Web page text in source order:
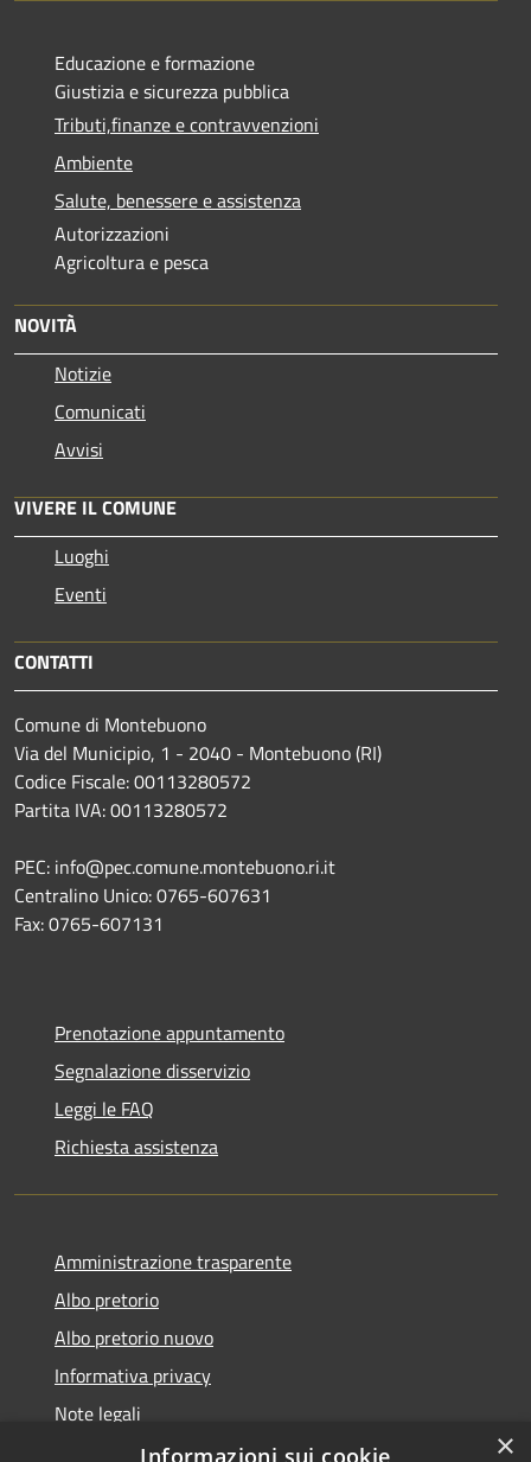
Educazione e formazione
Giustizia e sicurezza pubblica
Tributi,finanze e contravvenzioni
Ambiente
Salute, benessere e assistenza
Autorizzazioni
Agricoltura e pesca
NOVITÀ
Notizie
Comunicati
Avvisi
VIVERE IL COMUNE
Luoghi
Eventi
CONTATTI
Comune di Montebuono
Via del Municipio, 1 - 2040 - Montebuono (RI)
Codice Fiscale: 00113280572
Partita IVA: 00113280572
PEC: info@pec.comune.montebuono.ri.it
Centralino Unico: 0765-607631
Fax: 0765-607131
Prenotazione appuntamento
Segnalazione disservizio
Leggi le FAQ
Richiesta assistenza
Amministrazione trasparente
Albo pretorio
Albo pretorio nuovo
Informativa privacy
Note legali
Dichiarazione di accessibilità
×
Informazioni sui cookie